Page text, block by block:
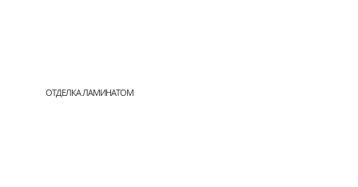
ОТДЕЛКА ЛАМИНАТОМ